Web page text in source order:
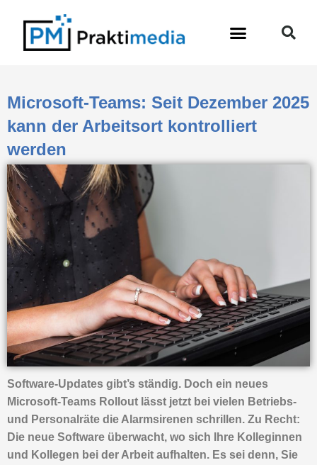
Inhalt
springen
Microsoft-Teams: Seit Dezember 2025
kann der Arbeitsort kontrolliert
werden
Software-Updates gibt’s ständig. Doch ein neues
Microsoft-Teams Rollout lässt jetzt bei vielen Betriebs-
und Personalräte die Alarmsirenen schrillen. Zu Recht:
Die neue Software überwacht, wo sich Ihre Kolleginnen
und Kollegen bei der Arbeit aufhalten. Es sei denn, Sie